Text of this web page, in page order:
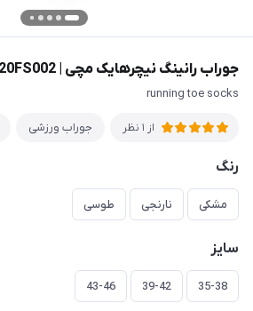
جوراب رانینگ نیچرهایک مچی | NH20FS002
running toe socks
از 1 نظر جوراب ورزشی
رنگ
مشکی نارنجی طوسی
سایز
35-38
39-42
43-46